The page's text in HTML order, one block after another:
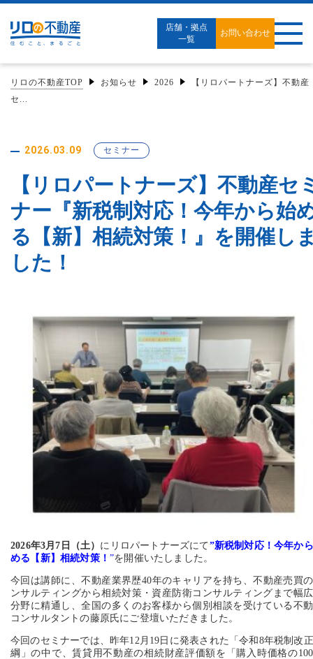
店舗・拠点
一覧
お問い合わせ
リロの不動産TOP お知らせ 2026
【リロパートナーズ】不動産
セ...
2026.03.09 セミナー
【リロパートナーズ】不動産セ
ナー『新税制対応！今年から始
る【新】相続対策！』を開催し
した！
2026年3 月7日（土） にリロパートナーズにて”新税制対応！今年か
める【新】相続対策！ ”を開催いたしました。
今回は講師に、不動産業界歴40年のキャリアを持ち、不動産売買
ンサルティングから相続対策・資産防衛コンサルティングまで幅
分野に精通し、全国の多くのお客様から個別相談を受けている不
コンサルタントの藤原氏にご登壇いただきました。
今回のセミナーでは、昨年12月19日に発表された「令和8年税制改
綱」の中で、賃貸用不動産の相続財産評価額を「購入時価格の